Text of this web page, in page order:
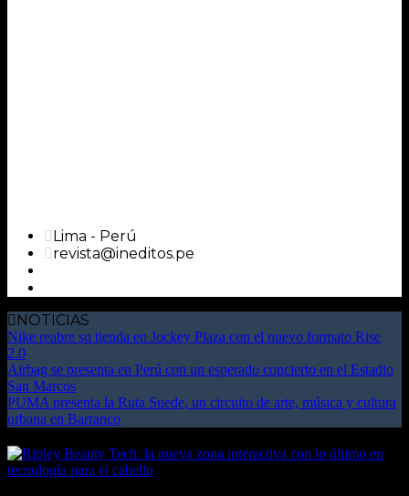
Lima - Perú
revista@ineditos.pe
NOTICIAS
Nike reabre su tienda en Jockey Plaza con el nuevo formato Rise
2.0
Airbag se presenta en Perú con un esperado concierto en el Estadio
San Marcos
PUMA presenta la Ruta Suede, un circuito de arte, música y cultura
urbana en Barranco